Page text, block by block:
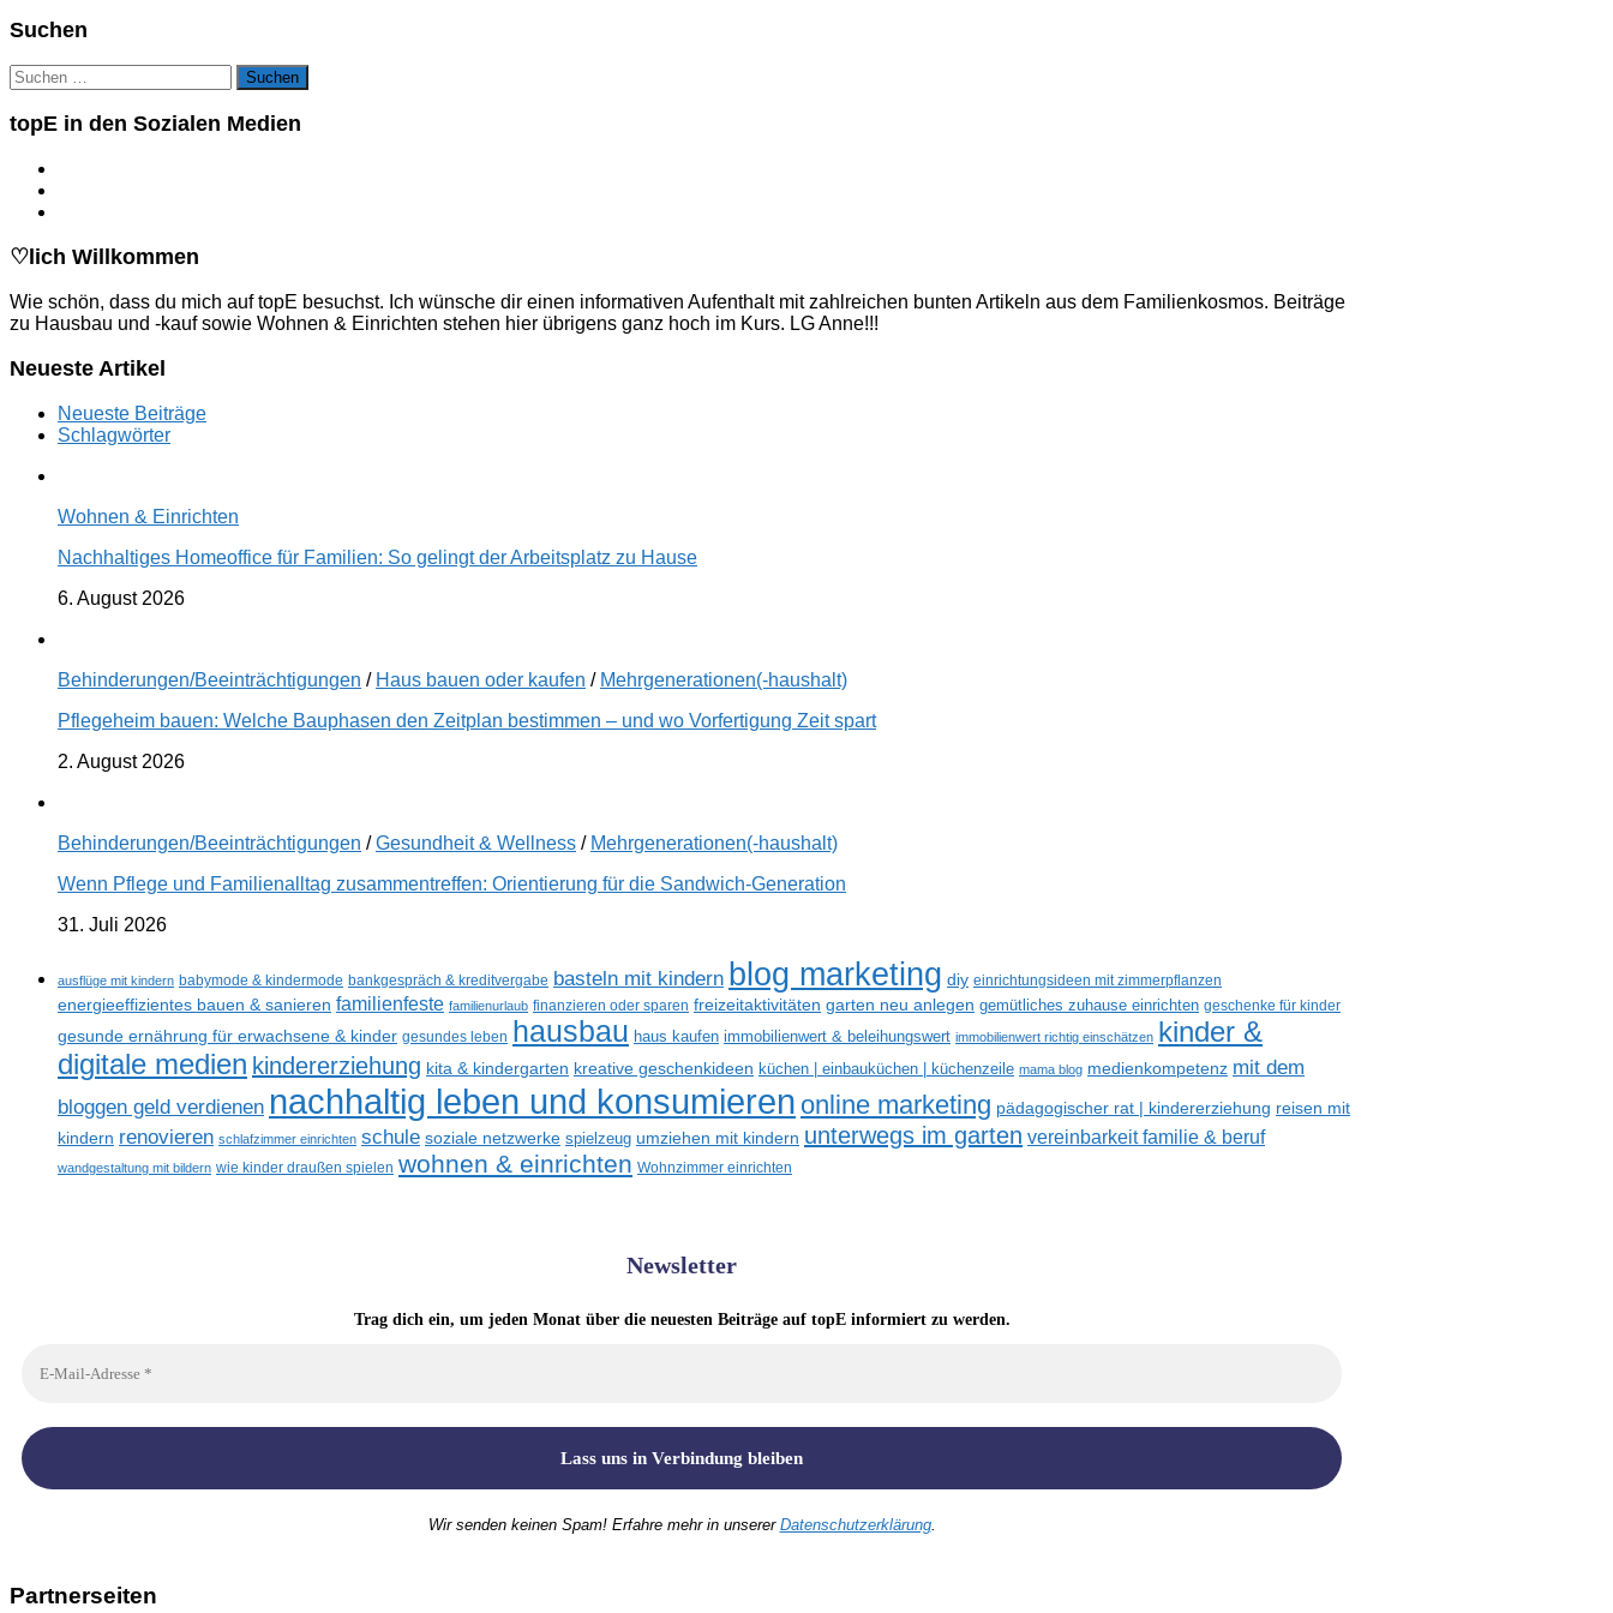
Suchen
Suchen
nach:
topE in den Sozialen Medien
♡lich Willkommen
Wie schön, dass du mich auf topE besuchst. Ich wünsche dir einen informativen Aufenthalt mit zahlreichen bunten Artikeln aus dem Familienkosmos. Beiträge
zu Hausbau und -kauf sowie Wohnen & Einrichten stehen hier übrigens ganz hoch im Kurs. LG Anne!!!
Neueste Artikel
Neueste Beiträge
Schlagwörter
Wohnen & Einrichten
Nachhaltiges Homeoffice für Familien: So gelingt der Arbeitsplatz zu Hause
6. August 2026
Behinderungen/Beeinträchtigungen / Haus bauen oder kaufen / Mehrgenerationen(-haushalt)
Pflegeheim bauen: Welche Bauphasen den Zeitplan bestimmen – und wo Vorfertigung Zeit spart
2. August 2026
Behinderungen/Beeinträchtigungen /Gesundheit & Wellness / Mehrgenerationen(-haushalt)
Wenn Pflege und Familienalltag zusammentreffen: Orientierung für die Sandwich-Generation
31. Juli 2026
ausflüge mit kindern babymode & kindermode bankgespräch & kreditvergabe basteln mit kindern blog marketing diy einrichtungsideen mit zimmerpflanzen
energieeffizientes bauen & sanieren familienfeste familienurlaub finanzieren oder sparen freizeitaktivitäten garten neu anlegen gemütliches zuhause einrichten geschenke für kinder
gesunde ernährung für erwachsene & kinder gesundes leben hausbau haus kaufen immobilienwert & beleihungswert immobilienwert richtig einschätzen kinder &
digitale medien kindererziehung kita & kindergarten kreative geschenkideen küchen | einbauküchen | küchenzeile mama blog medienkompetenz mit dem
bloggen geld verdienen nachhaltig leben und konsumieren online marketing pädagogischer rat | kindererziehung reisen mit
kindern renovieren schlafzimmer einrichten schule soziale netzwerke spielzeug umziehen mit kindern unterwegs im garten vereinbarkeit familie & beruf
wandgestaltung mit bildern wie kinder draußen spielen wohnen & einrichten Wohnzimmer einrichten
Newsletter
Trag dich ein, um jeden Monat über die neuesten Beiträge auf topE informiert zu werden.
Wir senden keinen Spam! Erfahre mehr in unserer Datenschutzerklärung.
Partnerseiten